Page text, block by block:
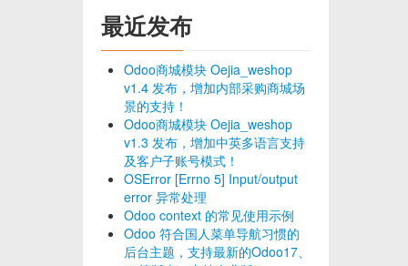
最近发布
Odoo商城模块 Oejia_weshop
v1.4 发布，增加内部采购商城场
景的支持！
Odoo商城模块 Oejia_weshop
v1.3 发布，增加中英多语言支持
及客户子账号模式！
OSError [Errno 5] Input/output
error 异常处理
Odoo context 的常见使用示例
Odoo 符合国人菜单导航习惯的
后台主题，支持最新的Odoo17、